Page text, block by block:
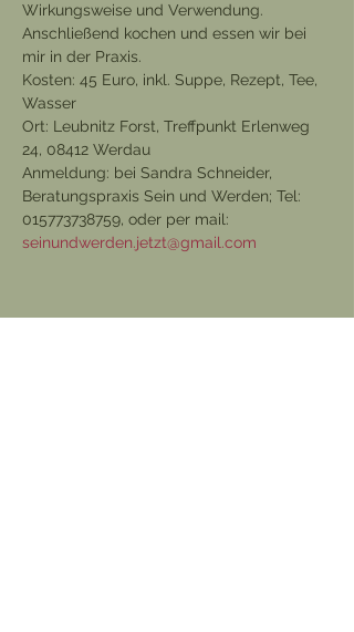
Wirkungsweise und Verwendung.
Anschließend kochen und essen wir bei
mir in der Praxis.
Kosten: 45 Euro, inkl. Suppe, Rezept, Tee,
Wasser
Ort: Leubnitz Forst, Treffpunkt Erlenweg
24, 08412 Werdau
Anmeldung: bei Sandra Schneider,
Beratungspraxis Sein und Werden; Tel:
015773738759, oder per mail:
seinundwerden.jetzt@gmail.com